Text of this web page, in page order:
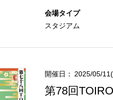
会場タイプ
スタジアム
開催日： 2025/05/
第78回